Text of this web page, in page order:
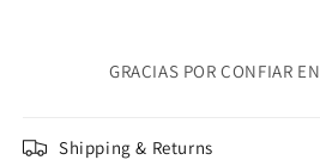
GRACIAS POR CONFIAR
Shipping & Returns